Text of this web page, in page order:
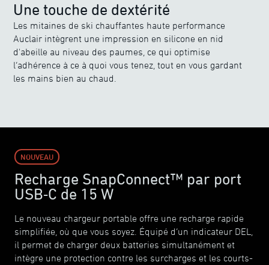
Une touche de dextérité
Les mitaines de ski chauffantes haute performance
Auclair intègrent une impression en silicone en nid
d'abeille au niveau des paumes, ce qui optimise
l’adhérence à ce à quoi vous tenez, tout en vous gardant
les mains bien au chaud.
NOUVEAU
Recharge SnapConnect™ par port
USB‑C de 15 W
Le nouveau chargeur portable offre une recharge rapide
simplifiée, où que vous soyez. Équipé d’un indicateur DEL,
il permet de charger deux batteries simultanément et
intègre une protection contre les surcharges et les courts-